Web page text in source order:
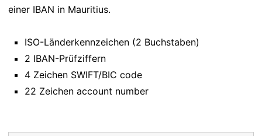
einer IBAN in Mauritius.
ISO-Länderkennzeichen (2 Buchstaben)
2 IBAN-Prüfziffern
4 Zeichen SWIFT/BIC code
22 Zeichen account number